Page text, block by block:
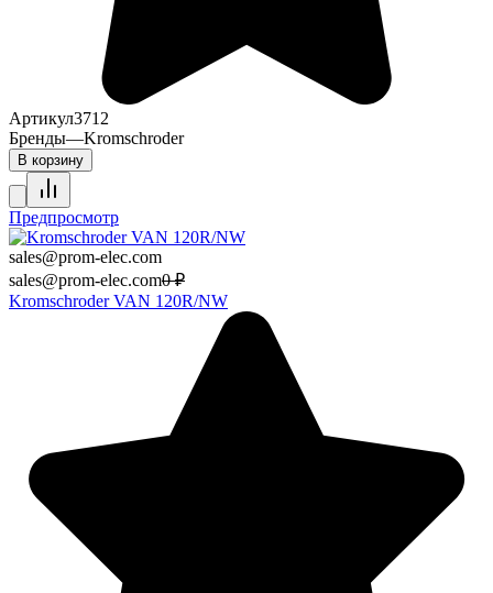
Артикул3712
Бренды—Kromschroder
В корзину
Предпросмотр
sales@prom-elec.com
sales@prom-elec.com0 ₽
Kromschroder VAN 120R/NW